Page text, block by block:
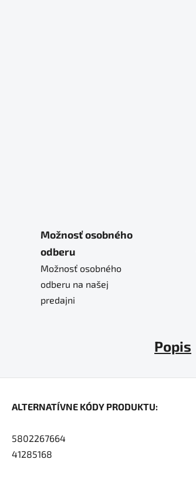
Možnosť osobného
odberu
Možnosť osobného
odberu na našej
predajni
Popis
ALTERNATÍVNE KÓDY PRODUKTU:
5802267664
41285168